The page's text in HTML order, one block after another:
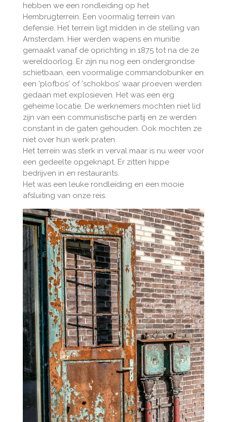
hebben we een rondleiding op het
Hembrugterrein. Een voormalig terrein van
defensie. Het terrein ligt midden in de stelling van
Amsterdam. Hier werden wapens en munitie
gemaakt vanaf de oprichting in 1875 tot na de 2e
wereldoorlog. Er zijn nu nog een ondergrondse
schietbaan, een voormalige commandobunker en
een 'plofbos' of 'schokbos' waar proeven werden
gedaan met explosieven. Het was een erg
geheime locatie. De werknemers mochten niet lid
zijn van een communistische partij en ze werden
constant in de gaten gehouden. Ook mochten ze
niet over hun werk praten.
Het terrein was sterk in verval maar is nu weer voor
een gedeelte opgeknapt. Er zitten hippe
bedrijven in en restaurants.
Het was een leuke rondleiding en een mooie
afsluiting van onze reis.